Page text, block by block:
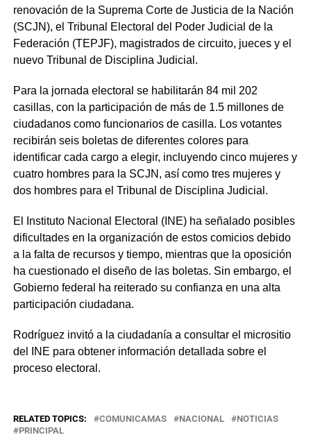
renovación de la Suprema Corte de Justicia de la Nación
(SCJN), el Tribunal Electoral del Poder Judicial de la
Federación (TEPJF), magistrados de circuito, jueces y el
nuevo Tribunal de Disciplina Judicial.
Para la jornada electoral se habilitarán 84 mil 202
casillas, con la participación de más de 1.5 millones de
ciudadanos como funcionarios de casilla. Los votantes
recibirán seis boletas de diferentes colores para
identificar cada cargo a elegir, incluyendo cinco mujeres y
cuatro hombres para la SCJN, así como tres mujeres y
dos hombres para el Tribunal de Disciplina Judicial.
El Instituto Nacional Electoral (INE) ha señalado posibles
dificultades en la organización de estos comicios debido
a la falta de recursos y tiempo, mientras que la oposición
ha cuestionado el diseño de las boletas. Sin embargo, el
Gobierno federal ha reiterado su confianza en una alta
participación ciudadana.
Rodríguez invitó a la ciudadanía a consultar el micrositio
del INE para obtener información detallada sobre el
proceso electoral.
RELATED TOPICS: COMUNICAMAS NACIONAL
NOTICIAS
PRINCIPAL